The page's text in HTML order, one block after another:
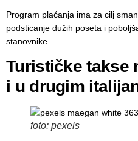
Program plaćanja ima za cilj
podsticanje dužih poseta i
stanovnike.
Turističke takse
i u drugim
foto: pexels